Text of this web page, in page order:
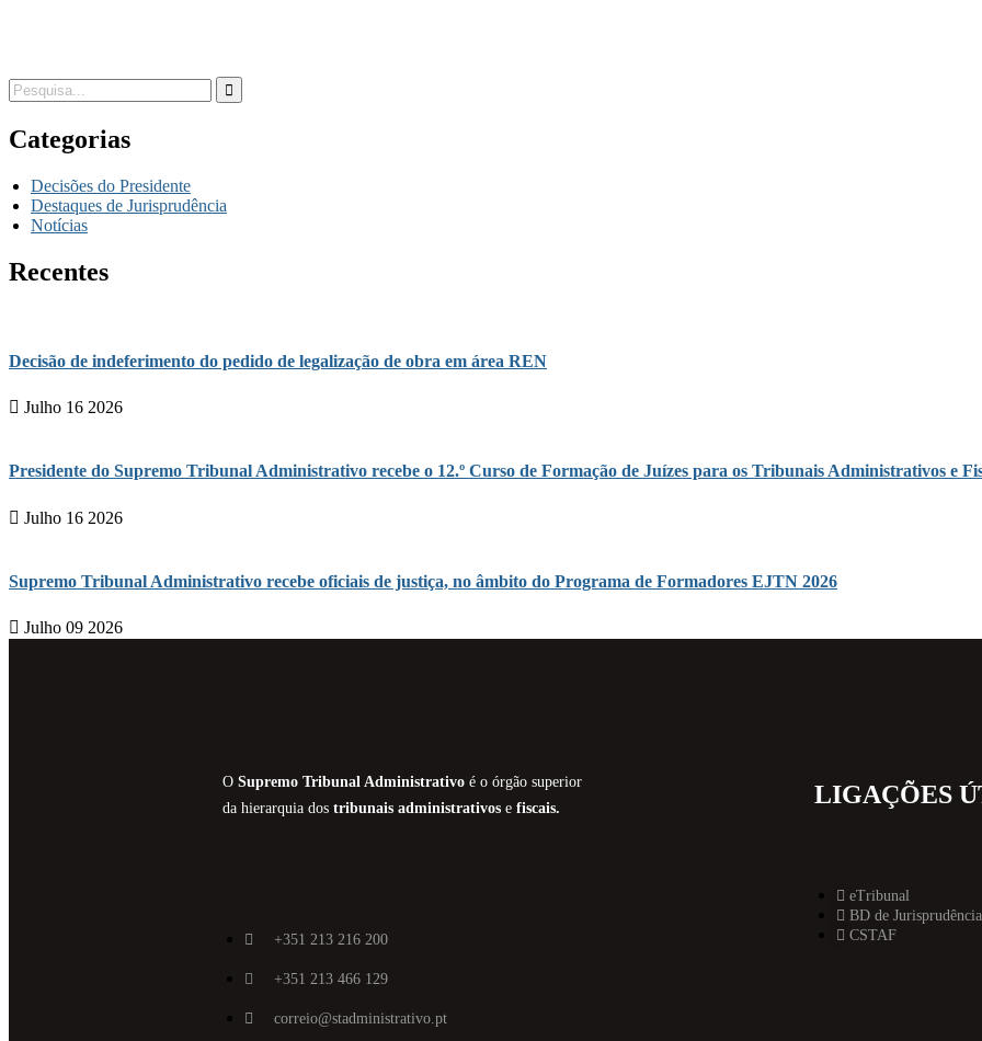
Categorias
Decisões do Presidente
Destaques de Jurisprudência
Notícias
Recentes
Decisão de indeferimento do pedido de legalização de obra em área REN
Julho 16 2026
Presidente do Supremo Tribunal Administrativo recebe o 12.º Curso de Formação de Juízes para os Tribunais Administrativos e
Julho 16 2026
Supremo Tribunal Administrativo recebe oficiais de justiça, no âmbito do Programa de Formadores EJTN 2026
Julho 09 2026
O Supremo Tribunal Administrativo é o órgão superior
da hierarquia dos tribunais administrativos e fiscais.
+351 213 216 200
+351 213 466 129
correio@stadministrativo.pt
LIGAÇÕES
eTribunal
BD de Jurisprudência
CSTAF